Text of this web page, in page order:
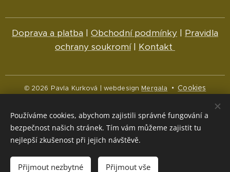
Doprava a platba | Obchodní podmínky | Pravidla
ochrany soukromí| Kontakt
© 2026 Pavla Kurková | webdesign Mergala Cookies
Čeština
English
Měna
CZK Kč
NOK kr EUR €
Používáme cookies, abychom zajistili správné fungování a
bezpečnost našich stránek. Tím vám můžeme zajistit tu
nejlepší zkušenost při jejich návštěvě.
Přijmout nezbytné Přijmout vše